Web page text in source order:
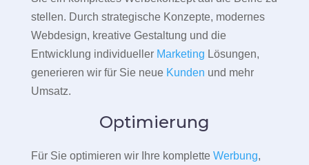
stellen. Durch strategische Konzepte, modernes
Webdesign, kreative Gestaltung und die
Entwicklung individueller Marketing Lösungen,
generieren wir für Sie neue Kunden und mehr
Umsatz.
Optimierung
Für Sie optimieren wir Ihre komplette Werbung,